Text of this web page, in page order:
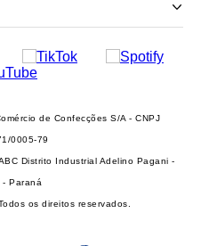
de Confecções S/A - CNPJ
0005-79
Distrito Industrial Adelino Pagani -
- Paraná
os direitos reservados.